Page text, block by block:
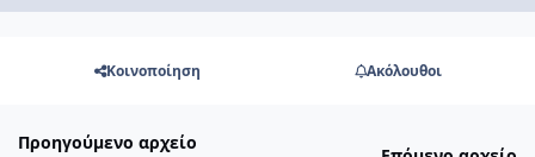
Κοινοποίηση Ακόλουθοι
Προηγούμενο αρχείο